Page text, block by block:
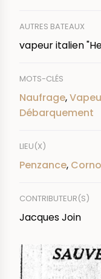
AUTRES BATEAUX
vapeur italien
MOTS-CLÉS
Naufrage,
Débarquement
LIEU(X)
Penzance,
CONTRIBUTEUR(S)
Jacques Join
IMAGE